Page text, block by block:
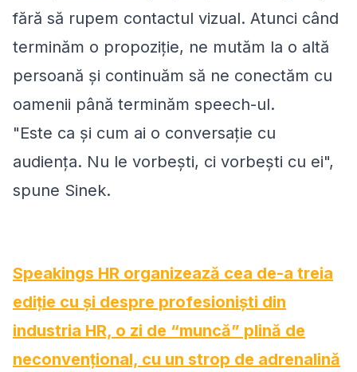
fără să rupem contactul vizual. Atunci când
terminăm o propoziție, ne mutăm la o altă
persoană și continuăm să ne conectăm cu
oamenii până terminăm speech-ul.
"Este ca și cum ai o conversație cu
audiența. Nu le vorbești, ci vorbești cu ei",
spune Sinek.
Speakings HR organizează cea de-a treia
ediție cu și despre profesioniști din
industria HR, o zi de “muncă” plină de
neconvențional, cu un strop de adrenalină